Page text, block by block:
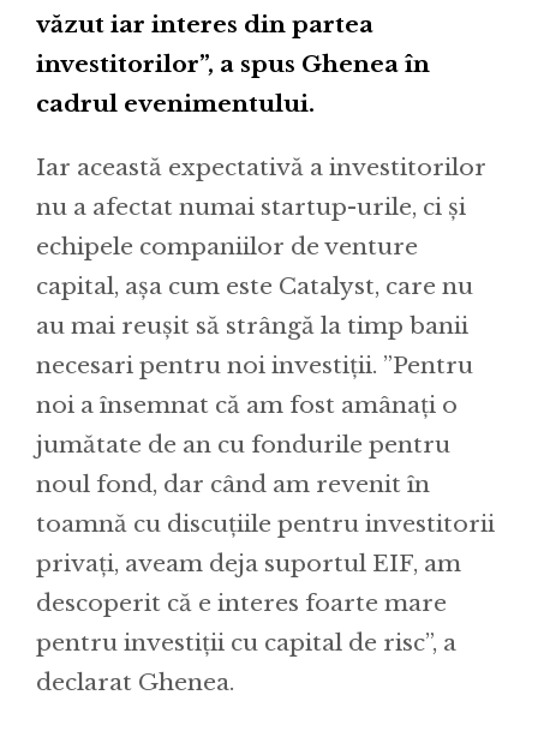
văzut iar interes din partea
investitorilor”, a spus Ghenea în
cadrul evenimentului.
Iar această expectativă a investitorilor
nu a afectat numai startup-urile, ci și
echipele companiilor de venture
capital, așa cum este Catalyst, care nu
au mai reușit să strângă la timp banii
necesari pentru noi investiții. ”Pentru
noi a însemnat că am fost amânați o
jumătate de an cu fondurile pentru
noul fond, dar când am revenit în
toamnă cu discuțiile pentru investitorii
privați, aveam deja suportul EIF, am
descoperit că e interes foarte mare
pentru investiții cu capital de risc”, a
declarat Ghenea.